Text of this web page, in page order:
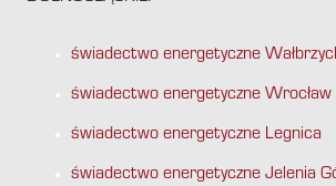
świadectwo energetyczne
świadectwo energetyczne Wrocław
świadectwo energetyczne Legnica
świadectwo energetyczne Jelenia